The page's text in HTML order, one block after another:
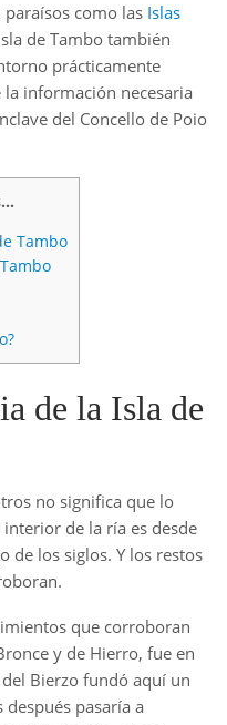
como las Islas
de Tambo también
prácticamente
información necesaria
del Concello de Poio
Tambo
de la Isla de
no significa que lo
de la ría es desde
de los siglos. Y los restos
que corroboran
y de Hierro, fue en
Bierzo fundó aquí un
después pasaría a